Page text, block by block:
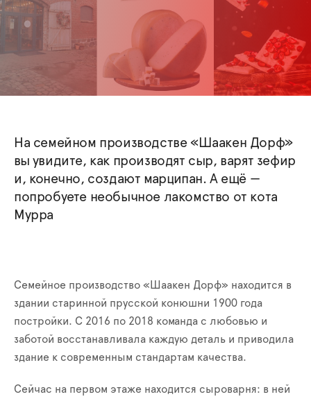
На семейном производстве «Шаакен Дорф»
вы увидите, как производят сыр, варят зефир
и, конечно, создают марципан. А ещё —
попробуете необычное лакомство от кота
Мурра
Семейное производство «Шаакен Дорф» находится в
здании старинной прусской конюшни 1900 года
постройки. С 2016 по 2018 команда с любовью и
заботой восстанавливала каждую деталь и приводила
здание к современным стандартам качества.
Сейчас на первом этаже находится сыроварня: в ней